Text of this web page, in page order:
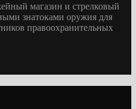
магазин и стрелковый
знатоками оружия для
правоохранительных